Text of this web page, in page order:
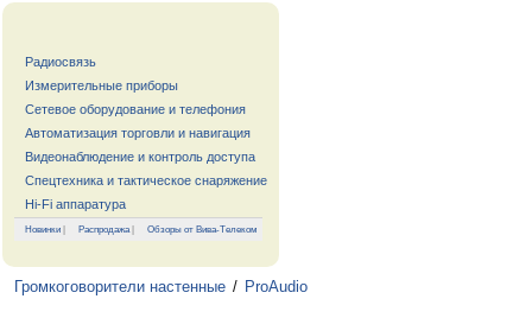
Радиосвязь
Измерительные приборы
Сетевое оборудование и телефония
Автоматизация торговли и навигация
Видеонаблюдение и контроль доступа
Спецтехника и тактическое снаряжение
Hi-Fi аппаратура
Новинки | Распродажа| Обзоры от Вива-Телеком
Громкоговорители настенные / ProAudio